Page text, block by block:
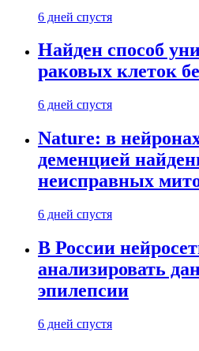
6 дней спустя
Найден способ
раковых клеток
6 дней спустя
Nature: в
деменцией
неисправных
6 дней спустя
В России
анализировать
эпилепсии
6 дней спустя